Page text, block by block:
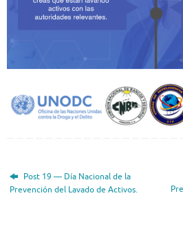
Post 19 — Día Nacional de la
Prevención del Lavado de Activos.